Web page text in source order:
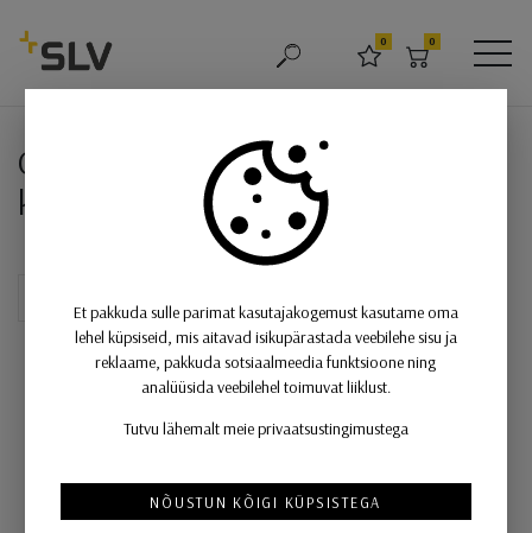
OTSING LEMMIKUD
0
OSTUKORV
0
CONCRETO FL, püstine
CONCRETO FL, püstine valgusti,
kandiline GU10 hall 10W
Et pakkuda sulle parimat kasutajakogemust kasutame oma
lehel küpsiseid, mis aitavad isikupärastada veebilehe sisu ja
reklaame, pakkuda sotsiaalmeedia funktsioone ning
analüüsida veebilehel toimuvat liiklust.
Tutvu lähemalt meie privaatsustingimustega
NÕUSTUN KÕIGI KÜPSISTEGA